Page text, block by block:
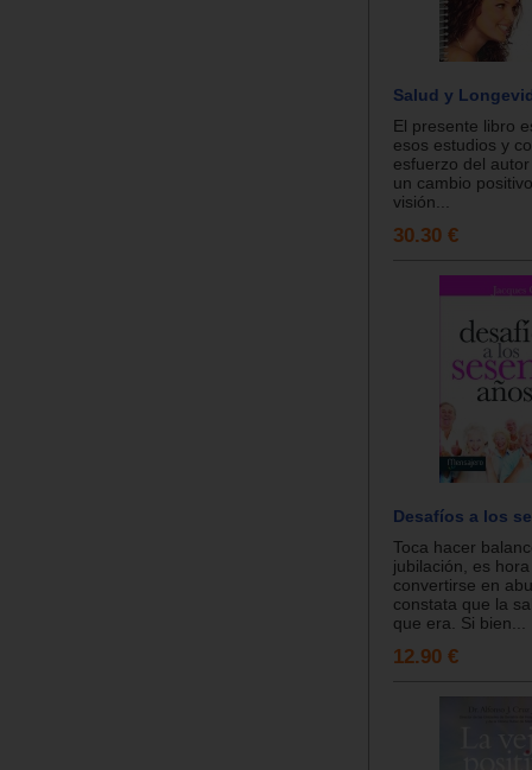
Salud y
El presente libro
esos estudios y
esfuerzo del
un cambio
visión...
30.30 €
Desafíos a los
Toca hacer
jubilación, es
convertirse en
constata que la
que era. Si bien...
12.90 €